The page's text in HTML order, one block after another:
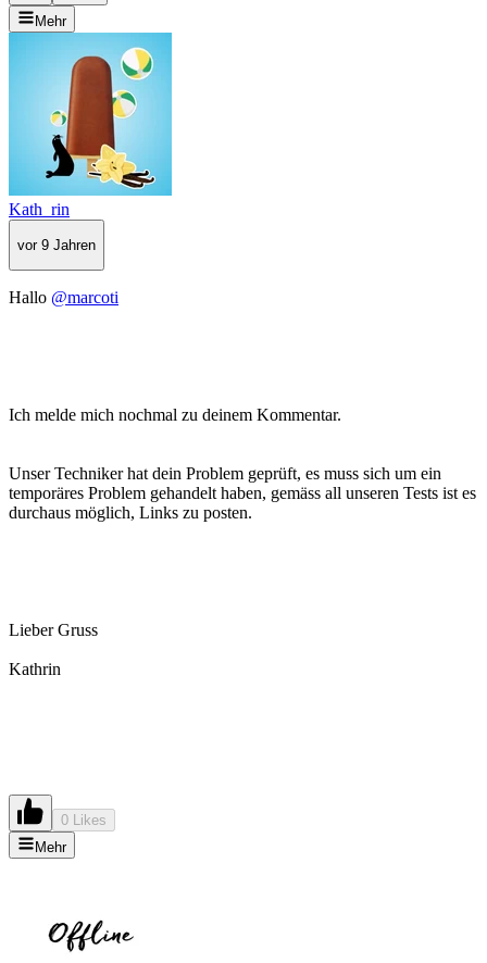
Mehr
Kath_rin
vor 9 Jahren
Hallo @marcoti
Ich melde mich nochmal zu deinem Kommentar.
Unser Techniker hat dein Problem geprüft, es muss sich um ein
temporäres Problem gehandelt haben, gemäss all unseren Tests ist es
durchaus möglich, Links zu posten.
Lieber Gruss
Kathrin
0 Likes
Mehr